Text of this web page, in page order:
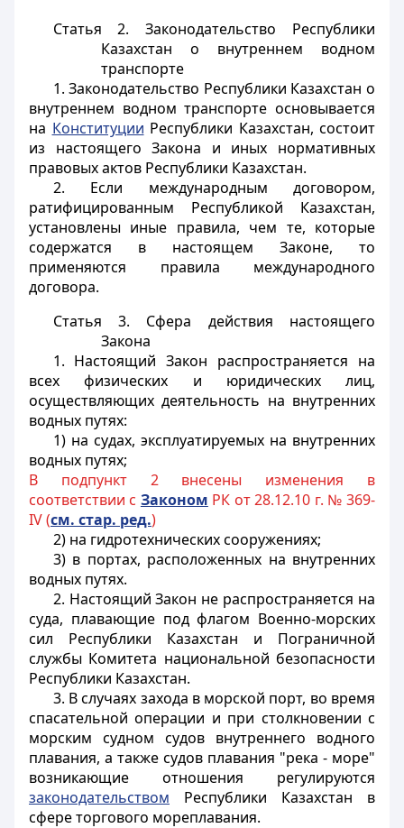
Статья 2. Законодательство Республики
Казахстан о внутреннем водном
транспорте
1. Законодательство Республики Казахстан о
внутреннем водном транспорте основывается
на Конституции Республики Казахстан, состоит
из настоящего Закона и иных нормативных
правовых актов Республики Казахстан.
2. Если международным договором,
ратифицированным Республикой Казахстан,
установлены иные правила, чем те, которые
содержатся в настоящем Законе, то
применяются правила международного
договора.
Статья 3. Сфера действия настоящего
Закона
1. Настоящий Закон распространяется на
всех физических и юридических лиц,
осуществляющих деятельность на внутренних
водных путях:
1) на судах, эксплуатируемых на внутренних
водных путях;
В подпункт 2 внесены изменения в
соответствии с Законом РК от 28.12.10 г. № 369-
IV (см. стар. ред.)
2) на гидротехнических сооружениях;
3) в портах, расположенных на внутренних
водных путях.
2. Настоящий Закон не распространяется на
суда, плавающие под флагом Военно-морских
сил Республики Казахстан и Пограничной
службы Комитета национальной безопасности
Республики Казахстан.
3. В случаях захода в морской порт, во время
спасательной операции и при столкновении с
морским судном судов внутреннего водного
плавания, а также судов плавания "река - море"
возникающие отношения регулируются
законодательством Республики Казахстан в
сфере торгового мореплавания.